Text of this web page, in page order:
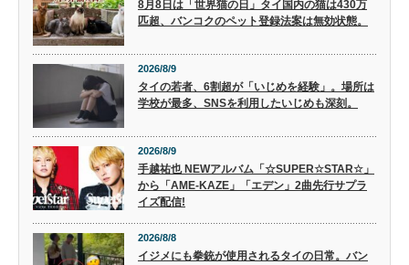
8月8日は「世界猫の日」タイ国内の猫は430万
匹超、バンコクのペット登録法案は無効状態。
2026/8/9
タイの若者、6割超が「いじめを経験」。場所は
学校が最多、SNSを利用したいじめも深刻。
2026/8/9
手越祐也 NEWアルバム「☆SUPER☆STAR☆」
から「AME-KAZE」「エデン」2曲先行サプラ
イズ配信!
2026/8/8
イジメにも拳銃が使用されるタイの日常。バン